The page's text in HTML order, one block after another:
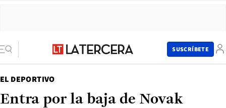
SUSCRÍBETE
EL DEPORTIVO
Entra por la baja de Novak